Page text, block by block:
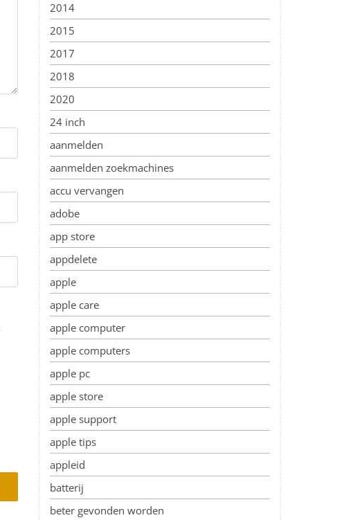
2014
2015
2017
2018
2020
24 inch
aanmelden
aanmelden zoekmachines
accu vervangen
adobe
app store
appdelete
apple
apple care
apple computer
apple computers
apple pc
apple store
apple support
apple tips
appleid
batterij
beter gevonden worden